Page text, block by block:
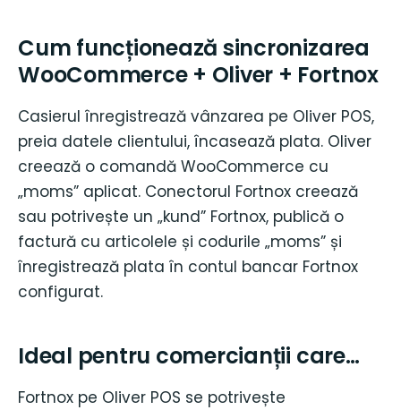
Cum funcționează sincronizarea
WooCommerce + Oliver + Fortnox
Casierul înregistrează vânzarea pe Oliver POS,
preia datele clientului, încasează plata. Oliver
creează o comandă WooCommerce cu
„moms” aplicat. Conectorul Fortnox creează
sau potrivește un „kund” Fortnox, publică o
factură cu articolele și codurile „moms” și
înregistrează plata în contul bancar Fortnox
configurat.
Ideal pentru comercianții care…
Fortnox pe Oliver POS se potrivește